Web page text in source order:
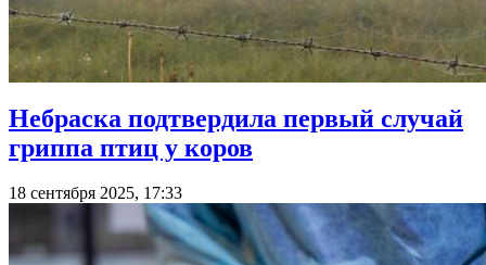
Небраска подтвердила первый случай
гриппа птиц у коров
18 сентября 2025, 17:33